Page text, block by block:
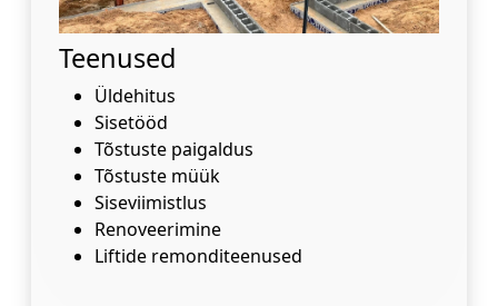
Teenused
Üldehitus
Sisetööd
Tõstuste paigaldus
Tõstuste müük
Siseviimistlus
Renoveerimine
Liftide remonditeenused